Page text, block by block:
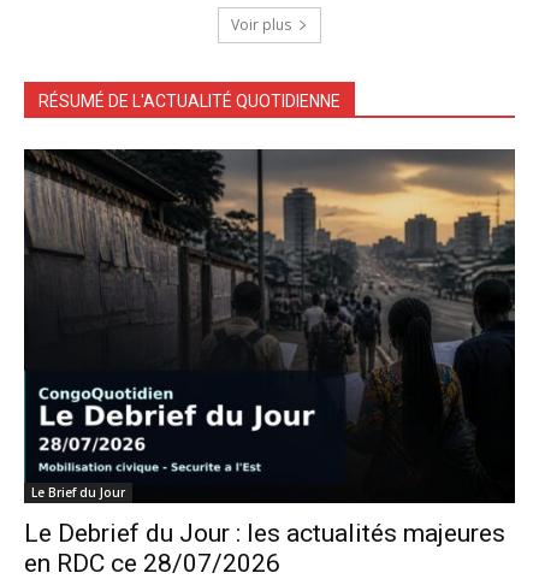
Voir plus
RÉSUMÉ DE L'ACTUALITÉ QUOTIDIENNE
Le Brief du Jour
Le Debrief du Jour : les actualités majeures
en RDC ce 28/07/2026